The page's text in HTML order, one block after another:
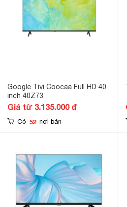
Google Tivi Coocaa Full HD 40
inch 40Z73
Giá từ 3.135.000 đ
Có 52 nơi bán